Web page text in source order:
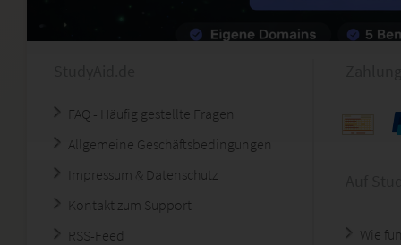
FAQ - Häufig gestellte Fragen
Allgemeine Geschäftsbedingungen
Impressum & Datenschutz
Kontakt zum Support
RSS-Feed
Wie